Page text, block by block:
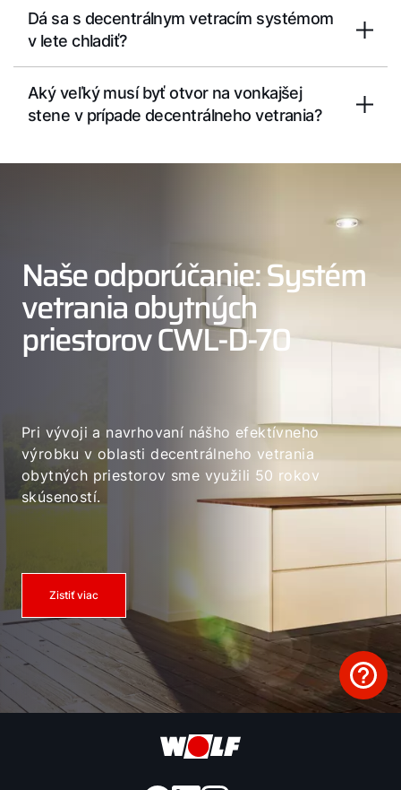
Dá sa s decentrálnym vetracím systémom
v lete chladiť?
Aký veľký musí byť otvor na vonkajšej
stene v prípade decentrálneho vetrania?
Naše odporúčanie: Systém
vetrania obytných
priestorov CWL-D-70
Pri vývoji a navrhovaní nášho efektívneho
výrobku v oblasti decentrálneho vetrania
obytných priestorov sme využili 50 rokov
skúseností.
Zistiť viac